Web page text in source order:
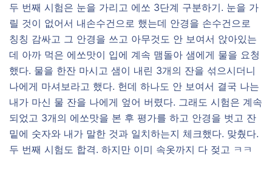
두 번째 시험은 눈을 가리고 에쏘 3단계 구분하기. 눈을 가
릴 것이 없어서 내손수건으로 했는데 안경을 손수건으로
칭칭 감싸고 그 안경을 쓰고 아무것도 안 보여서 앉아있는
데 아까 먹은 에쏘맛이 입에 계속 맴돌아 샘에게 물을 요청
했다. 물을 한잔 마시고 샘이 내린 3개의 잔을 섞으시더니
나에게 마셔보라고 했다. 헌데 하나도 안 보여서 결국 나는
내가 마신 물 잔을 나에게 엎어 버렸다. 그래도 시험은 계속
되었고 3개의 에쏘맛을 본 후 평가를 하고 안경을 벗고 잔
밑에 숫자와 내가 말한 것과 일치하는지 체크했다. 맞췄다.
두 번째 시험도 합격. 하지만 이미 속옷까지 다 젖고 ㅋㅋ